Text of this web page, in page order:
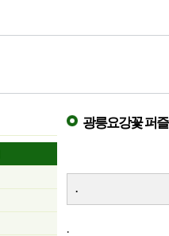
광릉요강꽃 퍼즐
.
.